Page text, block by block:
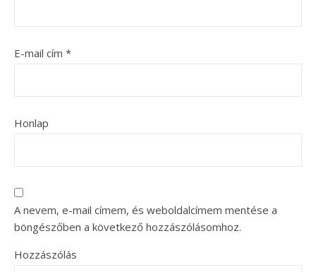
E-mail cím *
Honlap
A nevem, e-mail címem, és weboldalcímem mentése a
böngészőben a következő hozzászólásomhoz.
Hozzászólás